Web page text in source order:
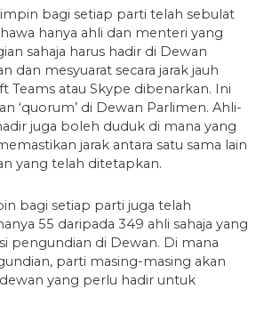
bagi setiap parti telah sebulat
hanya ahli dan menteri yang
sahaja harus hadir di Dewan
dan mesyuarat secara jarak jauh
Teams atau Skype dibenarkan. Ini
‘quorum’ di Dewan Parlimen. Ahli-
juga boleh duduk di mana yang
jarak antara satu sama lain
yang telah ditetapkan.
bagi setiap parti juga telah
55 daripada 349 ahli sahaja yang
pengundian di Dewan. Di mana
parti masing-masing akan
yang perlu hadir untuk